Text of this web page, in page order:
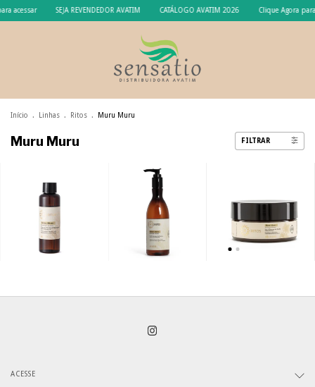
acessar SEJA REVENDEDOR AVATIM CATÁLOGO AVATIM 2026 Clique Agora
Início . Linhas . Ritos . Muru Muru
Muru Muru FILTRAR
ACESSE